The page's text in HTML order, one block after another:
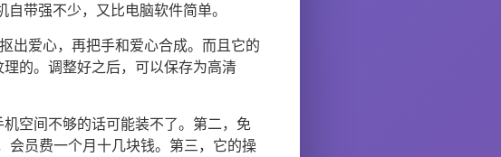
带强不少，又比电脑软件简单。
出爱心，再把手和爱心合成。而且它的
的。调整好之后，可以保存为高清
空间不够的话可能装不了。第二，免
会员费一个月十几块钱。第三，它的操